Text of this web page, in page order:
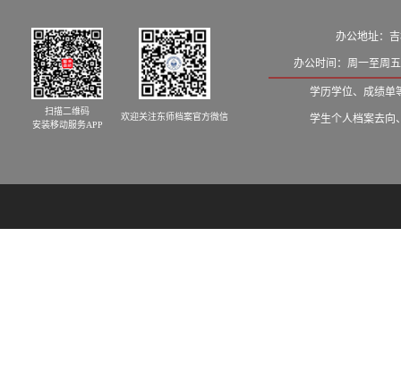
扫描二维码
安装移动服务APP
欢迎关注东师档案官方微信
办公地址：
办公时间：周一至周
学历学位、成绩单
学生个人档案去向